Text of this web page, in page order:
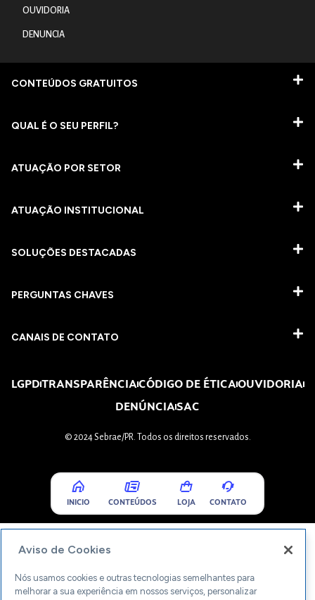
OUVIDORIA
DENUNCIA
CONTEÚDOS GRATUITOS
QUAL É O SEU PERFIL?
ATUAÇÃO POR SETOR
ATUAÇÃO INSTITUCIONAL
SOLUÇÕES DESTACADAS
PERGUNTAS CHAVES​
CANAIS DE CONTATO
LGPDTRANSPARÊNCIACÓDIGO DE ÉTICAOUVIDORIA
DENÚNCIASAC
© 2024 Sebrae/PR. Todos os direitos reservados.
INICIO CONTEÚDOS LOJA CONTATO
Aviso de Cookies
Nós usamos cookies e outras tecnologias semelhantes para
melhorar a sua experiência em nossos serviços, personalizar